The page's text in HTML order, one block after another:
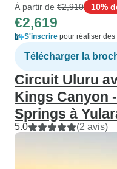
À partir de €2,910 10%
€2,619
S'inscrire pour réaliser
Télécharger la
Circuit Uluru
Kings Canyon
Springs à
5.0 (2 avis)